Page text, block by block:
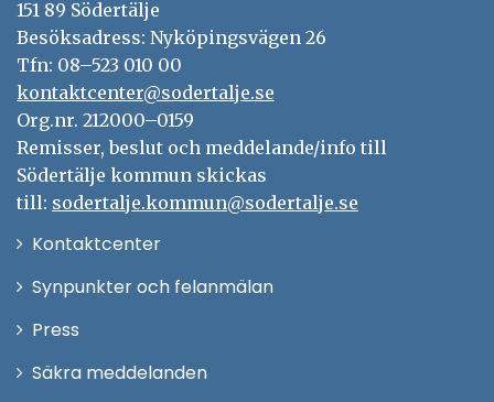
151 89 Södertälje
Besöksadress: Nyköpingsvägen 26
Tfn: 08–523 010 00
kontaktcenter@sodertalje.se
Org.nr. 212000–0159
Remisser, beslut och meddelande/info till
Södertälje kommun skickas
till: sodertalje.kommun@sodertalje.se
KontaktcenterÖppna
Synpunkter och felanmälan
Press
Säkra meddelanden